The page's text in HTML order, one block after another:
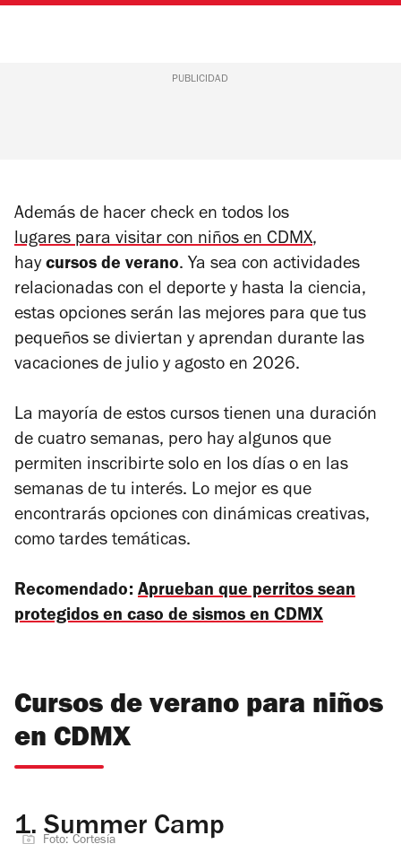
PUBLICIDAD
Además de hacer check en todos los
lugares para visitar con niños en CDMX,
hay cursos de verano. Ya sea con actividades
relacionadas con el deporte y hasta la ciencia,
estas opciones serán las mejores para que tus
pequeños se diviertan y aprendan durante las
vacaciones de julio y agosto en 2026.
La mayoría de estos cursos tienen una duración
de cuatro semanas, pero hay algunos que
permiten inscribirte solo en los días o en las
semanas de tu interés. Lo mejor es que
encontrarás opciones con dinámicas creativas,
como tardes temáticas.
Recomendado: Aprueban que perritos sean
protegidos en caso de sismos en CDMX
Cursos de verano para niños
en CDMX
1. Summer Camp
Foto: Cortesía